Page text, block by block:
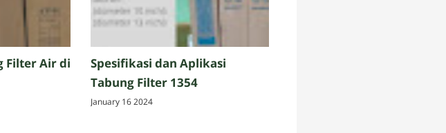
Filter Air di
Spesifikasi dan Aplikasi
Tabung Filter 1354
January 16 2024